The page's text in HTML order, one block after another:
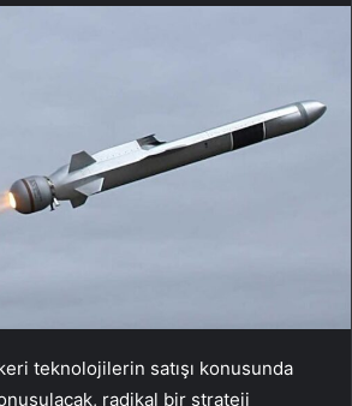
teknolojilerin satışı konusunda
radikal bir strateji